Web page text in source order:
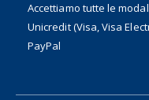
Accettiamo tutte le
Unicredit (Visa, Visa
PayPal